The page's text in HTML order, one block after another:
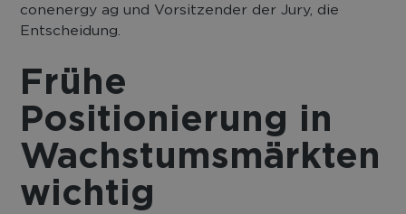
conenergy ag und Vorsitzender der Jury, die
Entscheidung.
Frühe
Positionierung in
Wachstumsmärkten
wichtig